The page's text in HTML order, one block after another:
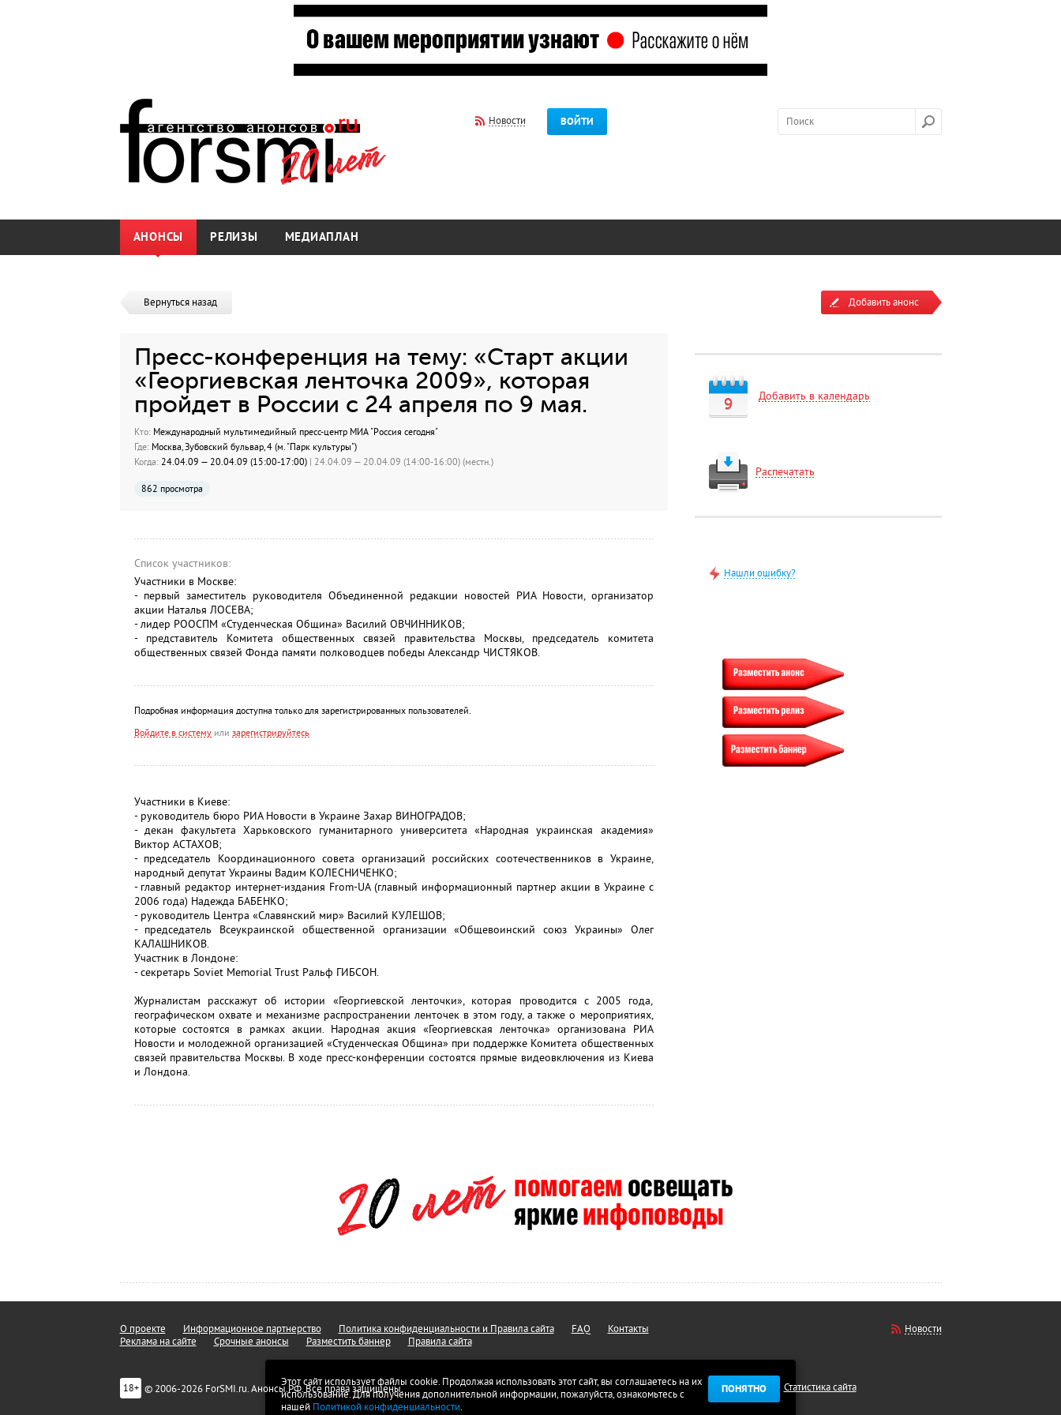
Новости ВОЙТИ
АНОНСЫ РЕЛИЗЫ МЕДИАПЛАН
Вернуться назад
Пресс-конференция на тему: «Старт акции
«Георгиевская ленточка 2009», которая
пройдет в России с 24 апреля по 9 мая.
Кто:Международный мультимедийный пресс-центр МИА "Россия сегодня"
Где:Москва, Зубовский бульвар, 4 (м. "Парк культуры")
Когда:24.04.09 — 20.04.09 (15:00-17:00) | 24.04.09 — 20.04.09 (14:00-16:00) (местн.)
862 просмотра
Список участников:
Участники в Москве:
- первый заместитель руководителя Объединенной редакции новостей РИА Новости, организатор
акции Наталья ЛОСЕВА;
- лидер РООСПМ «Студенческая Община» Василий ОВЧИННИКОВ;
- представитель Комитета общественных связей правительства Москвы, председатель комитета
общественных связей Фонда памяти полководцев победы Александр ЧИСТЯКОВ.
Подробная информация доступна только для зарегистрированных пользователей.
Войдите в системуили зарегистрируйтесь
Участники в Киеве:
- руководитель бюро РИА Новости в Украине Захар ВИНОГРАДОВ;
- декан факультета Харьковского гуманитарного университета «Народная украинская академия»
Виктор АСТАХОВ;
- председатель Координационного совета организаций российских соотечественников в Украине,
народный депутат Украины Вадим КОЛЕСНИЧЕНКО;
- главный редактор интернет-издания From-UA (главный информационный партнер акции в Украине с
2006 года) Надежда БАБЕНКО;
- руководитель Центра «Славянский мир» Василий КУЛЕШОВ;
- председатель Всеукраинской общественной организации «Общевоинский союз Украины» Олег
КАЛАШНИКОВ.
Участник в Лондоне:
- секретарь Soviet Memorial Trust Ральф ГИБСОН.
Журналистам расскажут об истории «Георгиевской ленточки», которая проводится с 2005 года,
географическом охвате и механизме распространении ленточек в этом году, а также о мероприятиях,
которые состоятся в рамках акции. Народная акция «Георгиевская ленточка» организована РИА
Новости и молодежной организацией «Студенческая Община» при поддержке Комитета общественных
связей правительства Москвы. В ходе пресс-конференции состоятся прямые видеовключения из Киева
и Лондона.
Добавить анонс
9 Добавить в календарь
Распечатать
Нашли ошибку?
Этот сайт использует файлы cookie. Продолжая использовать этот сайт, вы соглашаетесь на их
использование. Для получения дополнительной информации, пожалуйста, ознакомьтесь с
нашей Политикой конфиденциальности.
ПОНЯТНО
О проекте Информационное партнерство Политика конфиденциальности и Правила сайта FAQ
Контакты
Реклама на сайте
Срочные анонсы Разместить баннер Правила сайта
18+ © 2006-2026 ForSMI.ru. Анонсы.РФ. Все права защищены.
Новости
Статистика сайта